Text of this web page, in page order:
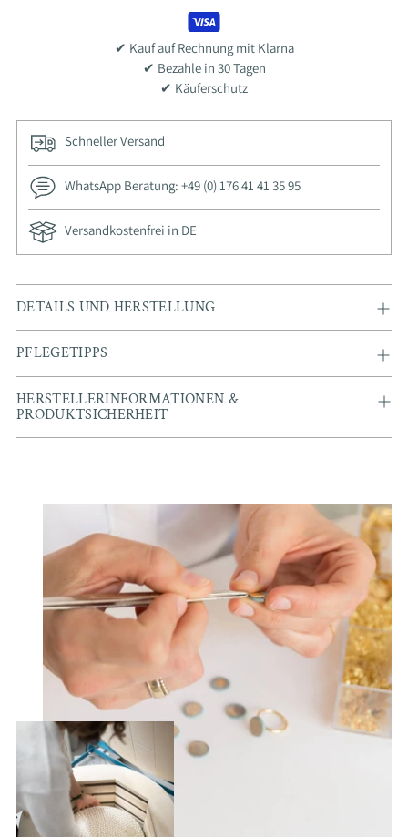
✔ Kauf auf Rechnung mit Klarna
✔ Bezahle in 30 Tagen
✔ Käuferschutz
Schneller Versand
WhatsApp Beratung: +49 (0) 176 41 41 35 95
Versandkostenfrei in DE
Ajouter
un
produit
à
votre
panier
DETAILS UND HERSTELLUNG
PFLEGETIPPS
HERSTELLERINFORMATIONEN &
PRODUKTSICHERHEIT